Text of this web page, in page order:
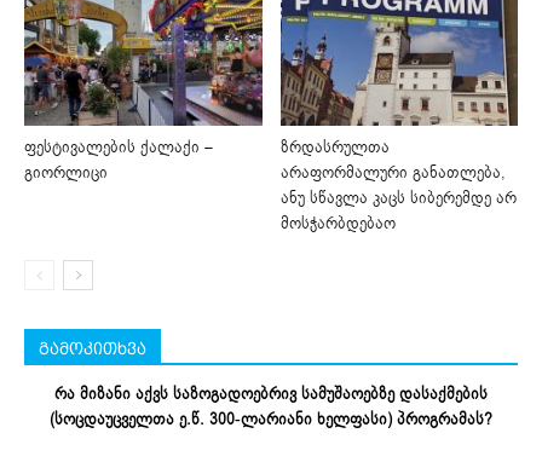
ფესტივალების ქალაქი –
გიორლიცი
ზრდასრულთა
არაფორმალური განათლება,
ანუ სწავლა კაცს სიბერემდე არ
მოსჭარბდებაო
გამოკითხვა
რა მიზანი აქვს საზოგადოებრივ სამუშაოებზე დასაქმების
(სოცდაუცველთა ე.წ. 300-ლარიანი ხელფასი) პროგრამას?